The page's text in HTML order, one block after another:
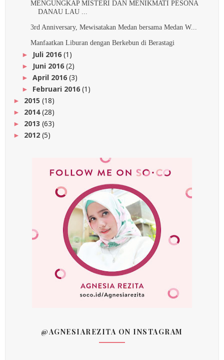
MENGUNGKAP MISTERI DAN MENIKMATI PESONA
DANAU LAU ...
3rd Anniversary, Mewisatakan Medan bersama Medan W...
Manfaatkan Liburan dengan Berkebun di Berastagi
► Juli 2016(1)
► Juni 2016(2)
► April 2016(3)
► Februari 2016(1)
► 2015 (18)
► 2014(28)
► 2013 (63)
► 2012 (5)
@AGNESIAREZITA ON INSTAGRAM